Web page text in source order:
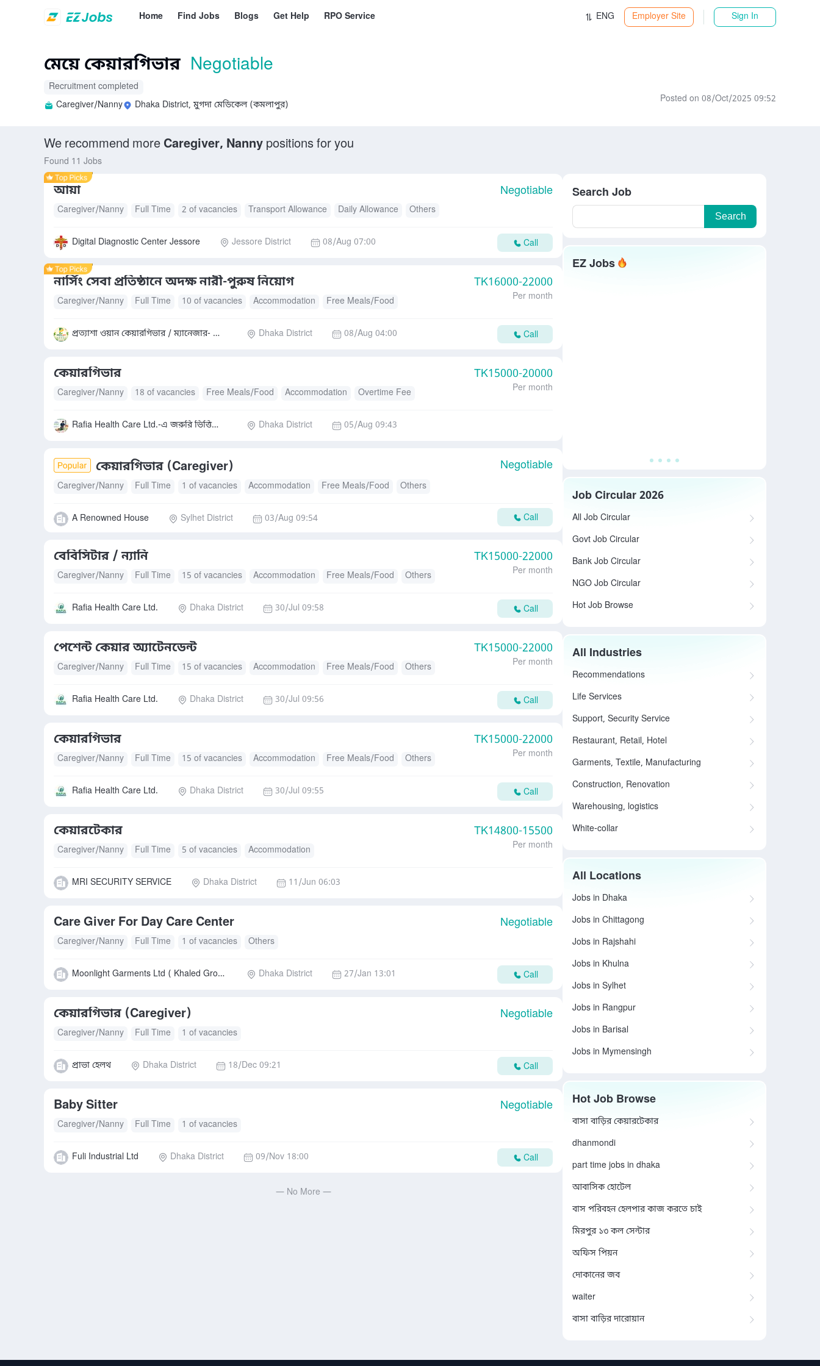
Home Find Jobs Blogs Get Help RPO Service ENG Employer Site Sign In
মেয়ে কেয়ারগিভার Negotiable
Recruitment completed
Caregiver/Nanny
Dhaka District, মুগদা মেডিকেল (কমলাপুর)
Posted on 08/Oct/2025 09:52
We recommend more Caregiver, Nanny positions for you
Found 11 Jobs
আয়া Negotiable
Caregiver/Nanny Full Time 2 of vacancies Transport Allowance Daily Allowance Others
Digital Diagnostic Center Jessore Jessore District 08/Aug 07:00 Call
নার্সিং সেবা প্রতিষ্ঠানে অদক্ষ নারী-পুরুষ নিয়োগ TK16000-22000
Caregiver/Nanny Full Time 10 of vacancies Accommodation Free Meals/Food Per month
প্রত্যাশা ওয়ান কেয়ারগিভার / ম্যানেজার- মোহাম্মদ সাদ্দাম হোসেন Dhaka District 08/Aug 04:00 Call
কেয়ারগিভার TK15000-20000
Caregiver/Nanny 18 of vacancies Free Meals/Food Accommodation Overtime Fee Per month
Rafia Health Care Ltd.-এ জরুরি ভিত্তিতে কেয়ারগিভার (পুরুষ/মহিলা) Dhaka District 05/Aug 09:43
কেয়ারগিভার (Caregiver) Negotiable
Caregiver/Nanny Full Time 1 of vacancies Accommodation Free Meals/Food Others
A Renowned House Sylhet District 03/Aug 09:54 Call
বেবিসিটার / ন্যানি TK15000-22000
Caregiver/Nanny Full Time 15 of vacancies Accommodation Free Meals/Food Others Per month
Rafia Health Care Ltd. Dhaka District 30/Jul 09:58 Call
পেশেন্ট কেয়ার অ্যাটেনডেন্ট TK15000-22000
Caregiver/Nanny Full Time 15 of vacancies Accommodation Free Meals/Food Others Per month
Rafia Health Care Ltd. Dhaka District 30/Jul 09:56 Call
কেয়ারগিভার TK15000-22000
Caregiver/Nanny Full Time 15 of vacancies Accommodation Free Meals/Food Others Per month
Rafia Health Care Ltd. Dhaka District 30/Jul 09:55 Call
কেয়ারটেকার TK14800-15500
Caregiver/Nanny Full Time 5 of vacancies Accommodation Per month
MRI SECURITY SERVICE Dhaka District 11/Jun 06:03
Care Giver For Day Care Center Negotiable
Caregiver/Nanny Full Time 1 of vacancies Others
Moonlight Garments Ltd ( Khaled Group of companies ) Dhaka District 27/Jan 13:01 Call
কেয়ারগিভার (Caregiver) Negotiable
Caregiver/Nanny Full Time 1 of vacancies
প্রাভা হেলথ Dhaka District 18/Dec 09:21 Call
Baby Sitter Negotiable
Caregiver/Nanny Full Time 1 of vacancies
Fuli Industrial Ltd Dhaka District 09/Nov 18:00 Call
— No More —
Search Job
Search
EZ Jobs
Job Circular 2026
All Job Circular
Govt Job Circular
Bank Job Circular
NGO Job Circular
Hot Job Browse
All Industries
Recommendations
Life Services
Support, Security Service
Restaurant, Retail, Hotel
Garments, Textile, Manufacturing
Construction, Renovation
Warehousing, logistics
White-collar
All Locations
Jobs in Dhaka
Jobs in Chittagong
Jobs in Rajshahi
Jobs in Khulna
Jobs in Sylhet
Jobs in Rangpur
Jobs in Barisal
Jobs in Mymensingh
Hot Job Browse
বাসা বাড়ির কেয়ারটেকার
dhanmondi
part time jobs in dhaka
আবাসিক হোটেল
বাস পরিবহন হেলপার কাজ করতে চাই
মিরপুর ১৩ কল সেন্টার
অফিস পিয়ন
দোকানের জব
waiter
বাসা বাড়ির দারোয়ান